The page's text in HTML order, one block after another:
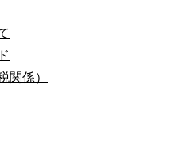
関係）